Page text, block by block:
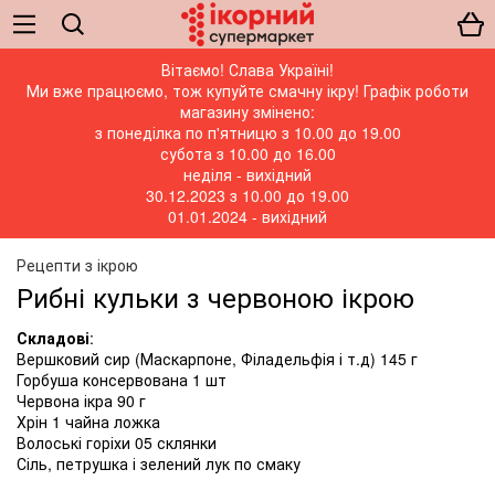
Вітаємо! Слава Україні!
Ми вже працюємо, тож купуйте смачну ікру! Графік роботи
магазину змінено:
з понеділка по п'ятницю з 10.00 до 19.00
субота з 10.00 до 16.00
неділя - вихідний
30.12.2023 з 10.00 до 19.00
01.01.2024 - вихідний
Рецепти з ікрою
Рибні кульки з червоною ікрою
Складові:
Вершковий сир (Маскарпоне, Філадельфія і т.д) 145 г
Горбуша консервована 1 шт
Червона ікра 90 г
Хрін 1 чайна ложка
Волоські горіхи 05 склянки
Сіль, петрушка і зелений лук по смаку